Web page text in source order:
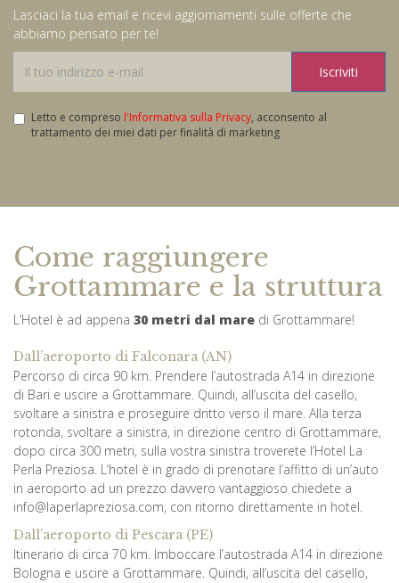
Lasciaci la tua email e ricevi aggiornamenti sulle offerte che
abbiamo pensato per te!
Iscriviti
Letto e compreso l'Informativa sulla Privacy, acconsento al
trattamento dei miei dati per finalità di marketing
Come raggiungere
Grottammare e la struttura
L’Hotel è ad appena 30 metri dal mare di Grottammare!
Dall’aeroporto di Falconara (AN)
Percorso di circa 90 km. Prendere l’autostrada A14 in direzione
di Bari e uscire a Grottammare. Quindi, all’uscita del casello,
svoltare a sinistra e proseguire dritto verso il mare. Alla terza
rotonda, svoltare a sinistra, in direzione centro di Grottammare,
dopo circa 300 metri, sulla vostra sinistra troverete l’Hotel La
Perla Preziosa. L’hotel è in grado di prenotare l’affitto di un’auto
in aeroporto ad un prezzo davvero vantaggioso chiedete a
info@laperlapreziosa.com, con ritorno direttamente in hotel.
Dall’aeroporto di Pescara (PE)
Itinerario di circa 70 km. Imboccare l’autostrada A14 in direzione
Bologna e uscire a Grottammare. Quindi, all’uscita del casello,